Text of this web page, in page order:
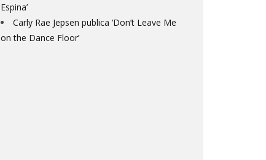
Espina’
Carly Rae Jepsen publica ‘Don’t Leave Me
on the Dance Floor’